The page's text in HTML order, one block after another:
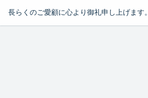
長らくのご愛顧に心より御礼申し上げます。